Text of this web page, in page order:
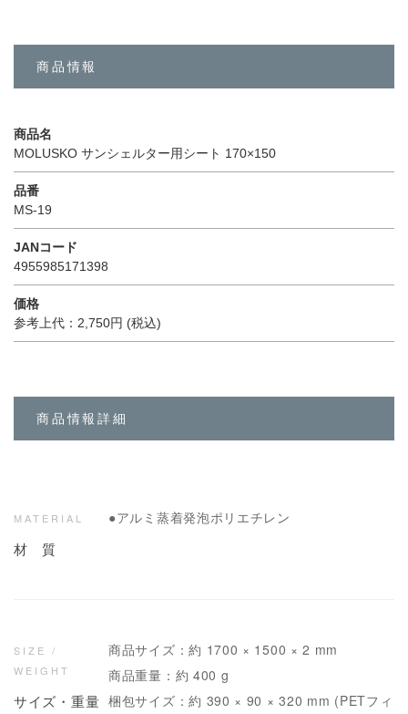
商品情報
商品名
MOLUSKO サンシェルター用シート 170×150
品番
MS-19
JANコード
4955985171398
価格
参考上代：2,750円 (税込)
商品情報詳細
MATERIAL
材 質
●アルミ蒸着発泡ポリエチレン
SIZE /
WEIGHT
サイズ・重量
商品サイズ：約 1700 × 1500 × 2 mm
商品重量：約 400 g
梱包サイズ：約 390 × 90 × 320 mm (PETフィ